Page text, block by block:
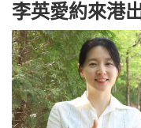
李英愛約來港